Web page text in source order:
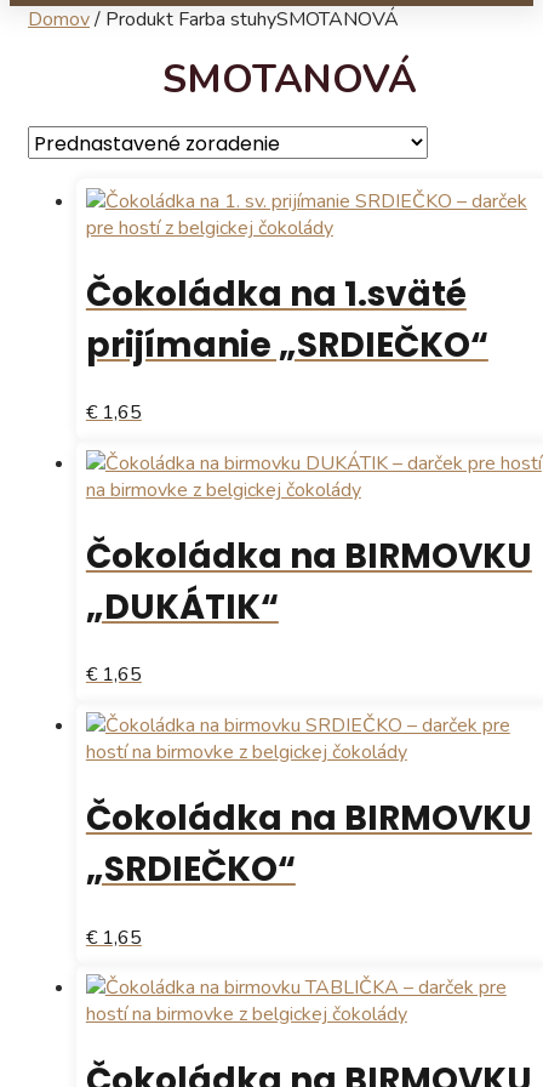
Domov/ Produkt Farba stuhySMOTANOVÁ
SMOTANOVÁ
Čokoládka na 1.sväté
prijímanie „SRDIEČKO“
€ 1,65
Tento
produkt
má
viacero
variantov.
si
vybrať
stránke
produktu.
Čokoládka na BIRMOVKU
„DUKÁTIK“
€ 1,65
Tento
produkt
má
viacero
variantov.
si
vybrať
na
stránke
produktu.
Čokoládka na BIRMOVKU
„SRDIEČKO“
€ 1,65
Tento
produkt
má
viacero